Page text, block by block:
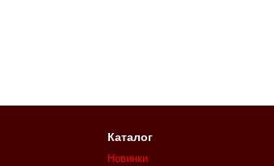
Каталог
Новинки